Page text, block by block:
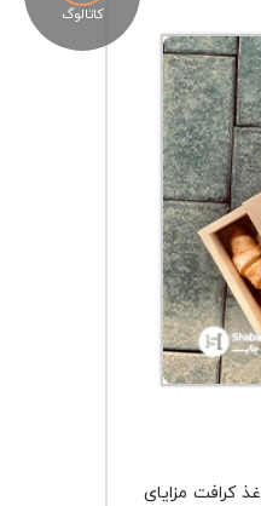
کرافت مزایای
کاتالوگ